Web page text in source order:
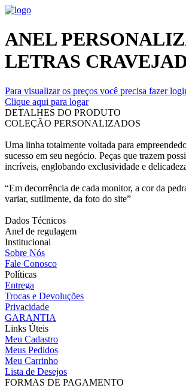
ANEL
LETRAS
Para visualizar os preços você precisa fazer
Clique aqui para logar
DETALHES DO PRODUTO
COLEÇÃO PERSONALIZADOS
Uma linha totalmente voltada para
sucesso em seu negócio. Peças que trazem
incríveis, englobando exclusividade e
“Em decorrência de cada monitor, a cor da
variar, sutilmente, da foto do site”
Dados Técnicos
Anel de regulagem
Institucional
Sobre Nós
Fale Conosco
Políticas
Entrega
Trocas e Devoluções
Privacidade
GARANTIA
Links Úteis
Meu Cadastro
Meus Pedidos
Meu Carrinho
Lista de Desejos
FORMAS DE PAGAMENTO